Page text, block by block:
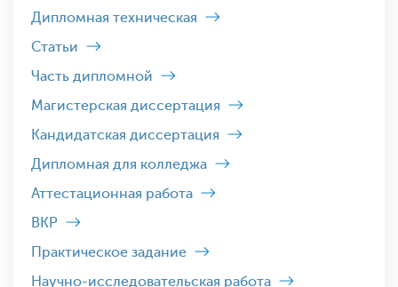
Дипломная техническая
Статьи
Часть дипломной
Магистерская диссертация
Кандидатская диссертация
Дипломная для колледжа
Аттестационная работа
ВКР
Практическое задание
Научно-исследовательская работа